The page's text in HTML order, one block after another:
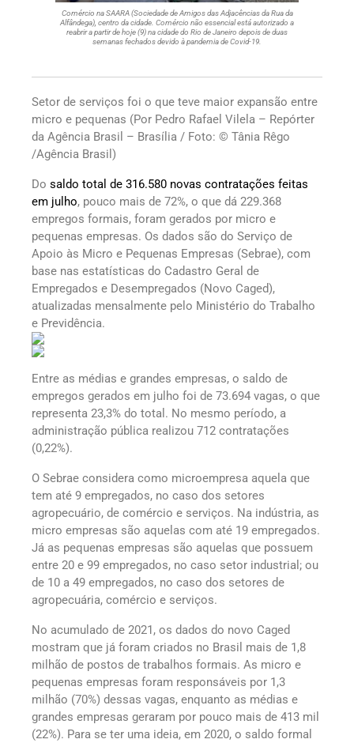
Comércio na SAARA (Sociedade de Amigos das Adjacências da Rua da
Alfândega), centro da cidade. Comércio não essencial está autorizado a
reabrir a partir de hoje (9) na cidade do Rio de Janeiro depois de duas
semanas fechados devido à pandemia de Covid-19.
Setor de serviços foi o que teve maior expansão entre
micro e pequenas (Por Pedro Rafael Vilela – Repórter
da Agência Brasil – Brasília / Foto: © Tânia Rêgo
/Agência Brasil)
Do saldo total de 316.580 novas contratações feitas
em julho, pouco mais de 72%, o que dá 229.368
empregos formais, foram gerados por micro e
pequenas empresas. Os dados são do Serviço de
Apoio às Micro e Pequenas Empresas (Sebrae), com
base nas estatísticas do Cadastro Geral de
Empregados e Desempregados (Novo Caged),
atualizadas mensalmente pelo Ministério do Trabalho
e Previdência.
Entre as médias e grandes empresas, o saldo de
empregos gerados em julho foi de 73.694 vagas, o que
representa 23,3% do total. No mesmo período, a
administração pública realizou 712 contratações
(0,22%).
O Sebrae considera como microempresa aquela que
tem até 9 empregados, no caso dos setores
agropecuário, de comércio e serviços. Na indústria, as
micro empresas são aquelas com até 19 empregados.
Já as pequenas empresas são aquelas que possuem
entre 20 e 99 empregados, no caso setor industrial; ou
de 10 a 49 empregados, no caso dos setores de
agropecuária, comércio e serviços.
No acumulado de 2021, os dados do novo Caged
mostram que já foram criados no Brasil mais de 1,8
milhão de postos de trabalhos formais. As micro e
pequenas empresas foram responsáveis por 1,3
milhão (70%) dessas vagas, enquanto as médias e
grandes empresas geraram por pouco mais de 413 mil
(22%). Para se ter uma ideia, em 2020, o saldo formal